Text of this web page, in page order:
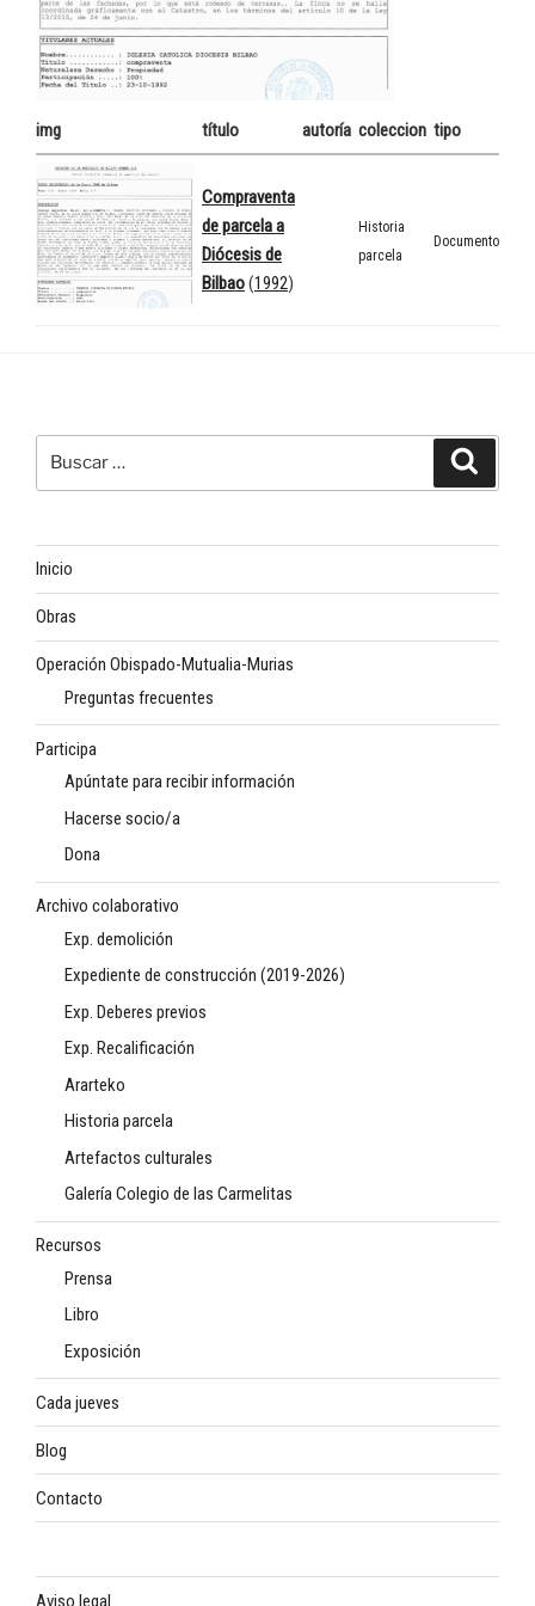
img título autoría coleccion tipo
Compraventa
de parcela a
Diócesis de
Bilbao(1992)
Historia
parcela
Documento
Inicio
Obras
Operación Obispado-Mutualia-Murias
Preguntas frecuentes
Participa
Apúntate para recibir información
Hacerse socio/a
Dona
Archivo colaborativo
Exp. demolición
Expediente de construcción (2019-2026)
Exp. Deberes previos
Exp. Recalificación
Ararteko
Historia parcela
Artefactos culturales
Galería Colegio de las Carmelitas
Recursos
Prensa
Libro
Exposición
Cada jueves
Blog
Contacto
Aviso legal